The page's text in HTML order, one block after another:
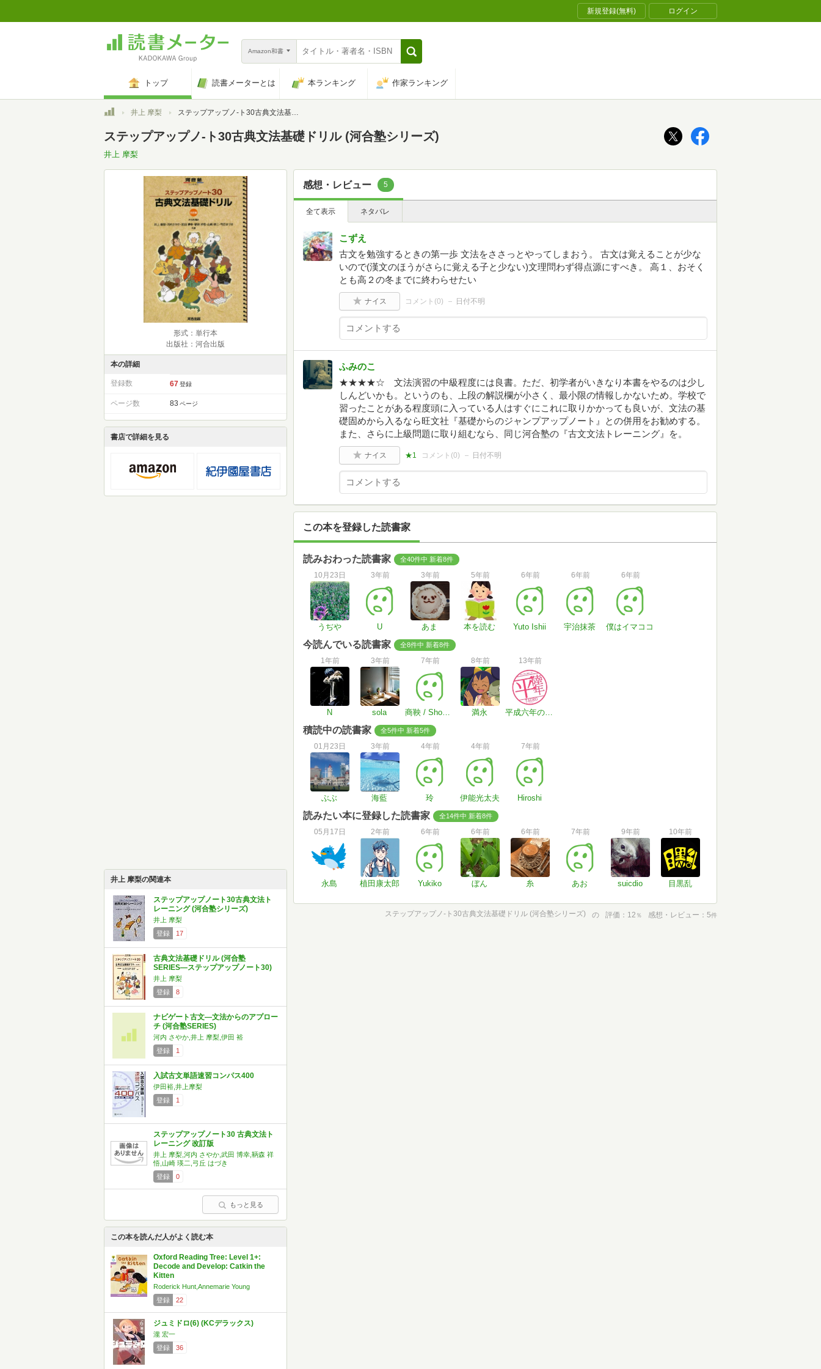
新規登録(無料) ログイン
Amazon和書
トップ 読書メーターとは 本ランキング 作家ランキング
トップ井上 摩梨 ステップアップノ-ト30古典文法基礎ドリル (河合塾シリーズ)
ステップアップノ-ト30古典文法基礎ドリル (河合塾シリーズ)
井上 摩梨
形式：単行本
出版社：河合出版
本の詳細
登録数 67 登録
ページ数 83 ページ
書店で詳細を見る
井上 摩梨の関連本
ステップアップノート30古典文法ト
レーニング (河合塾シリーズ)
井上 摩梨
登録
17
古典文法基礎ドリル (河合塾
SERIES―ステップアップノート30)
井上 摩梨
登録
8
ナビゲート古文―文法からのアプロー
チ (河合塾SERIES)
河内 さやか,井上 摩梨,伊田 裕
登録
1
入試古文単語速習コンパス400
伊田裕,井上摩梨
登録
1
ステップアップノート30 古典文法ト
レーニング 改訂版
井上 摩梨,河内 さやか,武田 博幸,鞆森 祥
悟,山崎 瑛二,弓丘 はづき
登録
0
もっと見る
この本を読んだ人がよく読む本
Oxford Reading Tree: Level 1+:
Decode and Develop: Catkin the
Kitten
Roderick Hunt,Annemarie Young
登録
22
ジュミドロ(6) (KCデラックス)
瀧 宏一
登録
36
感想・レビュー 5
全て表示 ネタバレ
こずえ
古文を勉強するときの第一歩 文法をささっとやってしまおう。 古文は覚えることが少な
いので(漢文のほうがさらに覚える子と少ない)文理問わず得点源にすべき。 高１、おそく
とも高２の冬までに終わらせたい
ナイス コメント(0) 日付不明
ふみのこ
★★★★☆ 文法演習の中級程度には良書。ただ、初学者がいきなり本書をやるのは少し
しんどいかも。というのも、上段の解説欄が小さく、最小限の情報しかないため。学校で
習ったことがある程度頭に入っている人はすぐにこれに取りかかっても良いが、文法の基
礎固めから入るなら旺文社『基礎からのジャンプアップノート』との併用をお勧めする。
また、さらに上級問題に取り組むなら、同じ河合塾の『古文文法トレーニング』を。
ナイス ★1 コメント(0) 日付不明
この本を登録した読書家
読みおわった読書家 全40件中 新着8件
10月23日
うぢや
3年前
U
3年前
あま
5年前
本を読む
6年前
Yuto Ishii
6年前
宇治抹茶
6年前
僕はイマココ
今読んでいる読書家 全8件中 新着8件
1年前
N
3年前
sola
7年前
商鞅 / Shouou
8年前
満永
13年前
平成六年のトラックボール
積読中の読書家 全5件中 新着5件
01月23日
ぶぶ
3年前
海藍
4年前
玲
4年前
伊能光太夫
7年前
Hiroshi
読みたい本に登録した読書家 全14件中 新着8件
05月17日
永島
2年前
植田康太郎
6年前
Yukiko
6年前
ぼん
6年前
糸
7年前
あお
9年前
suicdio
10年前
目黒乱
ステップアップノ-ト30古典文法基礎ドリル (河合塾シリーズ) の 評価 12 ％ 感想・レビュー 5件